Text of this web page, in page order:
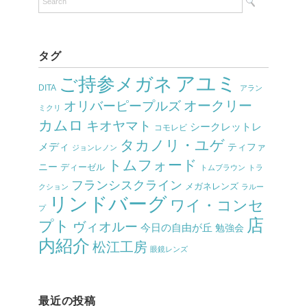
タグ
DITA ご持参メガネ アユミ アラン
ミクリ オリバーピープルズ オークリー
カムロ キオヤマト コモレビ シークレットレ
メディ
ジョンレノン タカノリ・ユゲ ティファ
ニー ディーゼル トムフォード トムブラウン トラ
クション フランシスクライン メガネレンズ ラルー
プ リンドバーグ ワイ・コンセ
プト ヴィオルー 今日の自由が丘 勉強会 店
内紹介 松江工房 眼鏡レンズ
最近の投稿